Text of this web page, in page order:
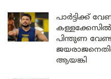
പാർട്ടിക്ക്
കള്ളക്കേസിൽ
പിന്തുണ
ആയങ്കി